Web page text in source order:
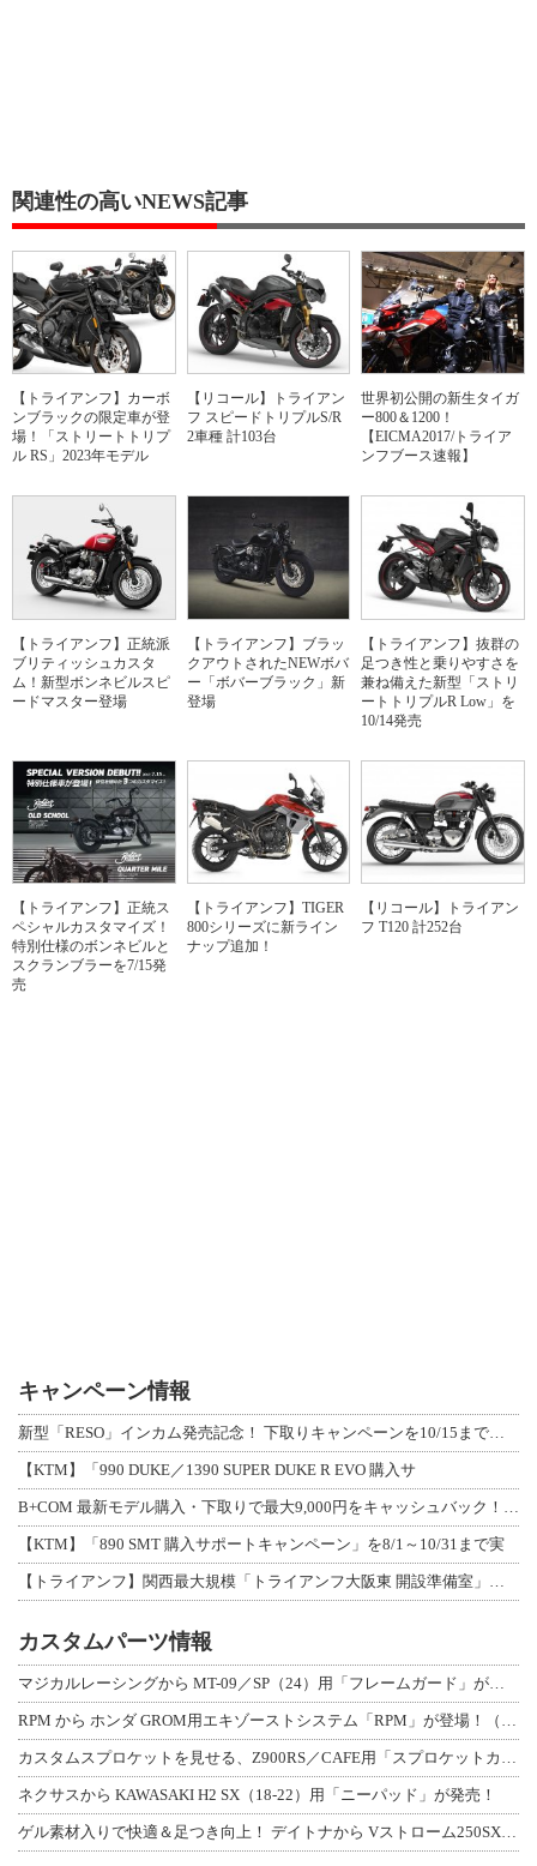
関連性の高いNEWS記事
【トライアンフ】カーボ
ンブラックの限定車が登
場！「ストリートトリプ
ル RS」2023年モデル
【リコール】トライアン
フ スピードトリプルS/R
2車種 計103台
世界初公開の新生タイガ
ー800＆1200！
【EICMA2017/トライア
ンフブース速報】
【トライアンフ】正統派
ブリティッシュカスタ
ム！新型ボンネビルスピ
ードマスター登場
【トライアンフ】ブラッ
クアウトされたNEWボバ
ー「ボバーブラック」新
登場
【トライアンフ】抜群の
足つき性と乗りやすさを
兼ね備えた新型「ストリ
ートトリプルR Low」を
10/14発売
【トライアンフ】正統ス
ペシャルカスタマイズ！
特別仕様のボンネビルと
スクランブラーを7/15発
売
【トライアンフ】TIGER
800シリーズに新ライン
ナップ追加！
【リコール】トライアン
フ T120 計252台
キャンペーン情報
【KTM】「990 DUKE／1390 SUPER DUKE R EVO 購入サ
【KTM】「890 SMT 購入サポートキャンペーン」を8/1～10/31まで実
カスタムパーツ情報
ネクサスから KAWASAKI H2 SX（18-22）用「ニーパッド」が発売！